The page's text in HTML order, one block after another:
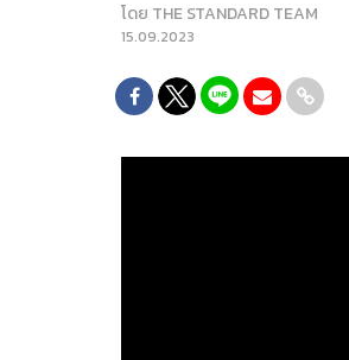
โดย THE STANDARD TEAM
15.09.2023